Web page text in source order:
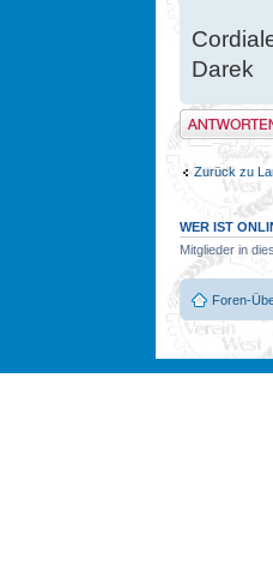
Darek
Antwort
Zurück zu
WER IST
Mitglieder in
Foren-